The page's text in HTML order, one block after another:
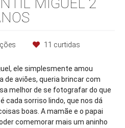
MIGUEL 2
11 curtidas
ele simplesmente amou
de aviões, queria brincar com
melhor de se fotografar do que
cada sorriso lindo, que nos dá
boas. A mamãe e o papai
comemorar mais um aninho